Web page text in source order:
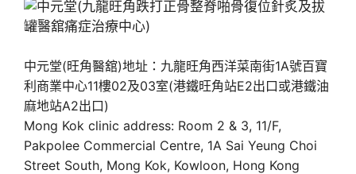
中元堂(旺角醫舘)地址：九龍旺角西洋菜南街1A號百寶
利商業中心11樓02及03室(港鐵旺角站E2出口或港鐵油
麻地站A2出口)
Mong Kok clinic address: Room 2 & 3, 11/F,
Pakpolee Commercial Centre, 1A Sai Yeung Choi
Street South, Mong Kok, Kowloon, Hong Kong